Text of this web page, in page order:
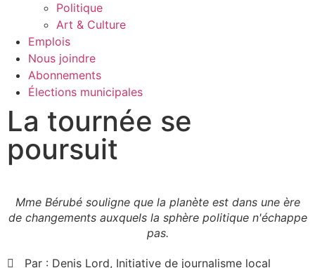
Politique
Art & Culture
Emplois
Nous joindre
Abonnements
Élections municipales
La tournée se
poursuit
Mme Bérubé souligne que la planète est dans une ère
de changements auxquels la sphère politique n'échappe
pas.
Par : Denis Lord, Initiative de journalisme local